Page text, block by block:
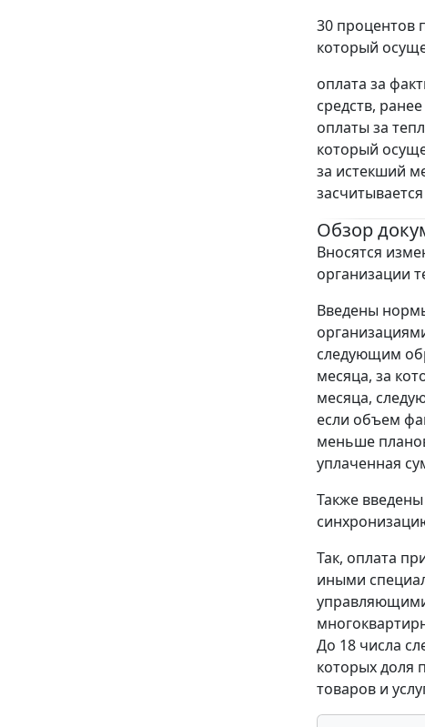
30 процентов
который
оплата за
средств,
оплаты за
который
за истекший
Обзор
Вносятся
организации
Введены
следующим
месяца, за
месяца,
если объем
меньше
уплаченная
Также
Так, оплата
иными
До 18 числа
которых доля
товаров и